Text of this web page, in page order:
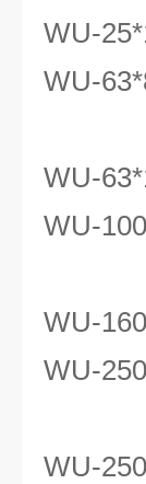
WU-
WU-
WU-
WU-
WU-
WU-
WU-